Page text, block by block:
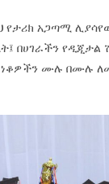
የታሪክ አጋጣሚ
በሀገራችን የዲጂታል
ሙሉ በሙሉ